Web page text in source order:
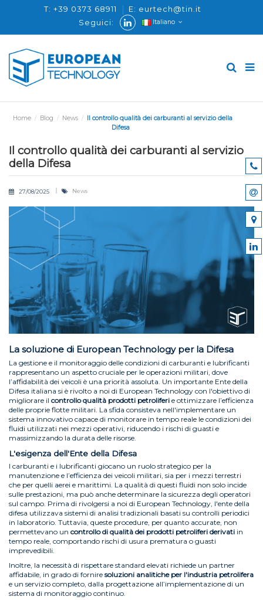
T: +39 0373 68911
E: eurtech@tin.it
Seguici:
Italiano
Home Blog News
Il controllo qualità dei carburanti al servizio della
Difesa
Il controllo qualità dei carburanti al servizio
della Difesa
27/08/2025 News
La soluzione di European Technology per la Difesa
La gestione e il monitoraggio delle condizioni di carburanti e lubrificanti
rappresentano un aspetto cruciale per le operazioni militari, dove
l’affidabilità dei veicoli è una priorità assoluta. Un importante Ente della
Difesa italiana si è rivolto a noi di European Technology con l'obiettivo di
migliorare il controllo qualità prodotti petroliferi e ottimizzare l’efficienza
delle proprie flotte militari. La sfida consisteva nell'implementare un
sistema innovativo capace di monitorare in tempo reale le condizioni dei
fluidi utilizzati nei mezzi operativi, riducendo i rischi di guasti e
massimizzando la durata delle risorse.
L'esigenza dell'Ente della Difesa
I carburanti e i lubrificanti giocano un ruolo strategico per la
manutenzione e l’efficienza dei veicoli militari, sia per i mezzi terrestri
che per quelli aerei e marittimi. La qualità di questi fluidi non solo incide
sulle prestazioni, ma può anche determinare la sicurezza degli operatori
sul campo. Prima di rivolgersi a noi di European Technology, l'ente della
difesa utilizzava sistemi di analisi tradizionali basati su controlli periodici
in laboratorio. Tuttavia, queste procedure, per quanto accurate, non
permettevano un controllo di qualità dei prodotti petroliferi derivati in
tempo reale, comportando rischi di usura prematura o guasti
imprevedibili.
Inoltre, la necessità di rispettare standard elevati richiede un partner
affidabile, in grado di fornire soluzioni analitiche per l'industria petrolifera
e un servizio completo, dalla progettazione all’implementazione di un
sistema di monitoraggio continuo.